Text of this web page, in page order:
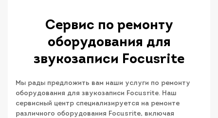
Сервис по ремонту
оборудования для
звукозаписи Focusrite
Мы рады предложить вам наши услуги по ремонту
оборудования для звукозаписи Focusrite. Наш
сервисный центр специализируется на ремонте
различного оборудования Focusrite, включая